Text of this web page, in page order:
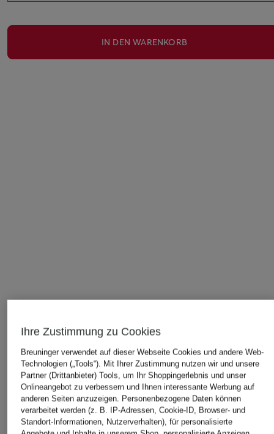
IN DEN WARENKORB
ÄHNLICHE ARTIKEL ENTDECKEN
Ihre Zustimmung zu Cookies
Breuninger verwendet auf dieser Webseite Cookies und andere Web-
Technologien („Tools“). Mit Ihrer Zustimmung nutzen wir und unsere
Partner (Drittanbieter) Tools, um Ihr Shoppingerlebnis und unser
Onlineangebot zu verbessern und Ihnen interessante Werbung auf
anderen Seiten anzuzeigen. Personenbezogene Daten können
verarbeitet werden (z. B. IP-Adressen, Cookie-ID, Browser- und
Standort-Informationen, Nutzerverhalten), für personalisierte